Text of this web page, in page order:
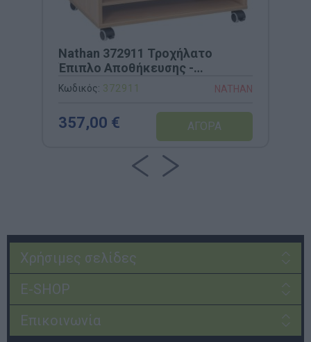
Nathan 372911 Τροχήλατο
Έπιπλο Αποθήκευσης -
Μελαμίνη & 3 Κουτιά
Κωδικός: 372911 NATHAN
357,00 €
Χρήσιμες σελίδες
E-SHOP
Επικοινωνία